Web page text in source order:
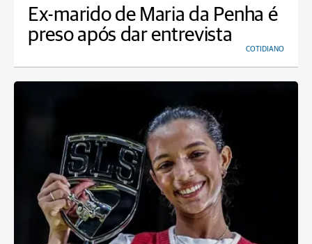
Ex-marido de Maria da Penha é
preso após dar entrevista
COTIDIANO